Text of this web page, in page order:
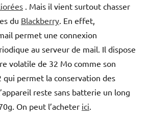
. Mais il vient surtout chasser
du Blackberry . En effet,
permet une connexion
au serveur de mail. Il dispose
volatile de 32 Mo comme son
qui permet la conservation des
reste sans batterie un long
On peut l’acheter ici